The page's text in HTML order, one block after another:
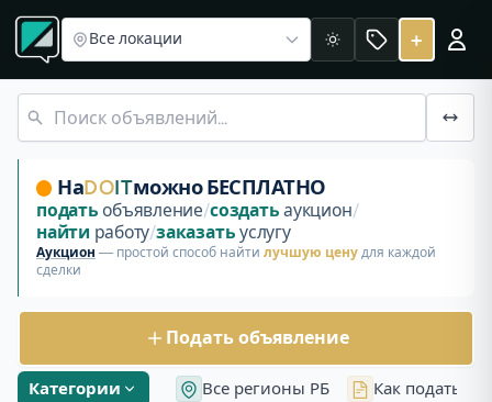
Женский гардероб в Беларуси
Раздел «Женский гардероб» на площадке DoIt в
Сумочка
Рубашка женская
Босоножки
Кардиган
Рубашка женская
Босоножки
Все локации Светлая +
Категории Все регионы РБ Как подать
НаDOITможно БЕСПЛАТНО
подать объявление/создать аукцион/
найти работу/заказать услугу
Аукцион — простой способ найти лучшую цену для каждой
сделки
Подать объявление